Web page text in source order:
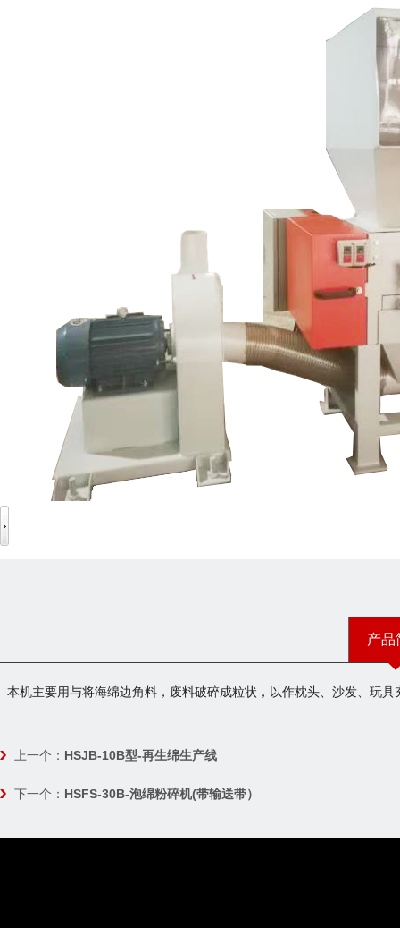
产品
本机主要用与将海绵边角料，废料破碎成粒状，以作枕头、沙发、玩
上一个： HSJB-10B型-再生绵生产线
下一个： HSFS-30B-泡绵粉碎机(带输送带）